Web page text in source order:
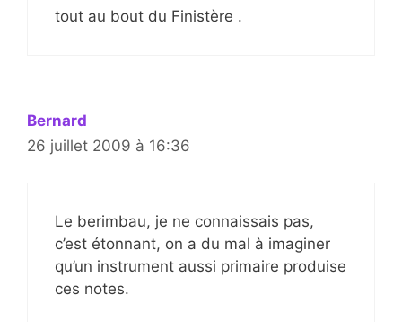
tout au bout du Finistère .
Bernard
26 juillet 2009 à 16:36
Le berimbau, je ne connaissais pas,
c’est étonnant, on a du mal à imaginer
qu’un instrument aussi primaire produise
ces notes.